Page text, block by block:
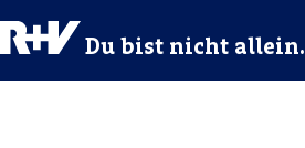
Du bist nicht allein.